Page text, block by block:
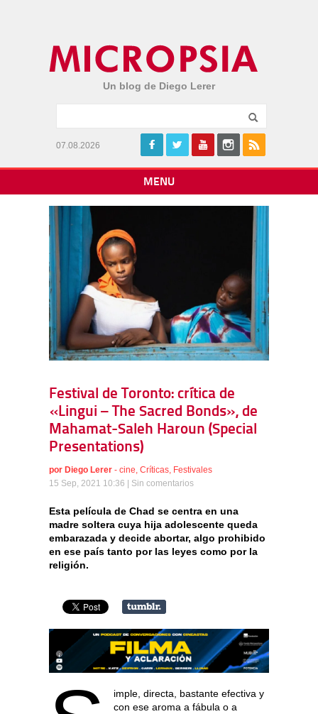
Un blog de Diego Lerer
07.08.2026
MENU
Festival de Toronto: crítica de
«Lingui – The Sacred Bonds», de
Mahamat-Saleh Haroun (Special
Presentations)
por Diego Lerer - cine Críticas Festivales
15 Sep, 2021 10:36 | Sin comentarios
Esta película de Chad se centra en una
madre soltera cuya hija adolescente queda
embarazada y decide abortar, algo prohibido
en ese país tanto por las leyes como por la
religión.
imple, directa, bastante efectiva y
con ese aroma a fábula o a